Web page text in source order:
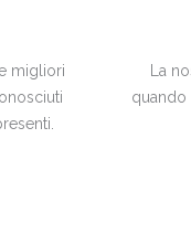
migliori
La
quando